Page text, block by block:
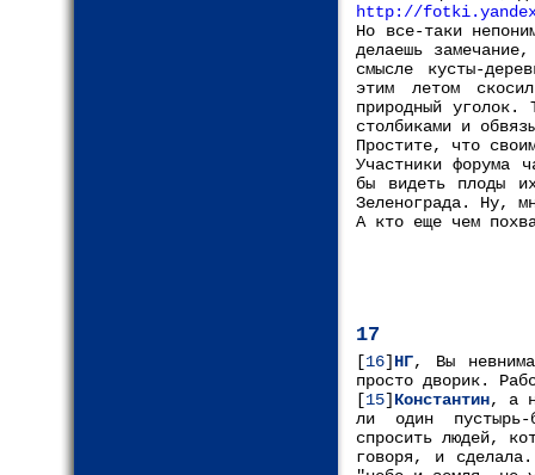
http://
Но все-таки
делаешь
смысле кусты-
этим летом
природный уголок.
столбиками и
Простите, что
Участники форума
бы видеть плоды
Зеленограда. Ну,
А кто еще чем
17
[16] НГ, Вы
просто дворик.
[15] Константин, а
ли один пустырь-
спросить людей,
говоря, и